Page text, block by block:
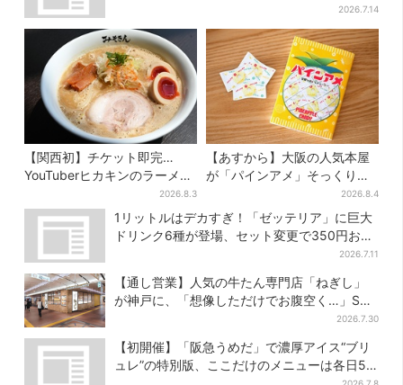
があのスイーツに変身…6年ぶり復活シェイク
も
2026.7.14
【関西初】チケット即完…
YouTuberヒカキンのラーメン
店「みそきん」が大阪上陸！
「待ってました」と話題
2026.8.3
【あすから】大阪の人気本屋
が「パインアメ」そっくりの
ブックカバー開発、梅田で先
行販売
2026.8.4
1リットルはデカすぎ！「ゼッテリア」に巨大
ドリンク6種が登場、セット変更で350円お得
2026.7.11
【通し営業】人気の牛たん専門店「ねぎし」
が神戸に、「想像しただけでお腹空く…」SNS
2026.7.30
【初開催】「阪急うめだ」で濃厚アイス“ブリ
ュレ”の特別版、ここだけのメニューは各日50